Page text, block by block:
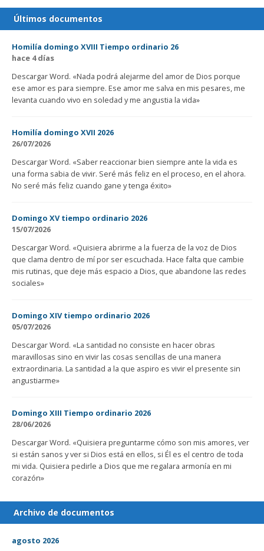
Últimos documentos
Homilía domingo XVIII Tiempo ordinario 26
hace 4 días
Descargar Word. «Nada podrá alejarme del amor de Dios porque
ese amor es para siempre. Ese amor me salva en mis pesares, me
levanta cuando vivo en soledad y me angustia la vida»
Homilía domingo XVII 2026
26/07/2026
Descargar Word. «Saber reaccionar bien siempre ante la vida es
una forma sabia de vivir. Seré más feliz en el proceso, en el ahora.
No seré más feliz cuando gane y tenga éxito»
Domingo XV tiempo ordinario 2026
15/07/2026
Descargar Word. «Quisiera abrirme a la fuerza de la voz de Dios
que clama dentro de mí por ser escuchada. Hace falta que cambie
mis rutinas, que deje más espacio a Dios, que abandone las redes
sociales»
Domingo XIV tiempo ordinario 2026
05/07/2026
Descargar Word. «La santidad no consiste en hacer obras
maravillosas sino en vivir las cosas sencillas de una manera
extraordinaria. La santidad a la que aspiro es vivir el presente sin
angustiarme»
Domingo XIII Tiempo ordinario 2026
28/06/2026
Descargar Word. «Quisiera preguntarme cómo son mis amores, ver
si están sanos y ver si Dios está en ellos, si Él es el centro de toda
mi vida. Quisiera pedirle a Dios que me regalara armonía en mi
corazón»
Archivo de documentos
agosto 2026